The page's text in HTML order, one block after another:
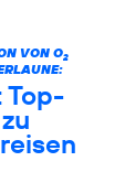
VON O2
Top-